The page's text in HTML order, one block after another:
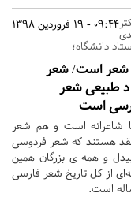
09:44 - 19 فروردین 1398
دانشگاه؛
شعر است/ شعر
طبیعی شعر
است
شاعرانه است و هم شعر
هستند که شعر فردوسی
و همه ی بزرگان همین
از کل تاریخ شعر فارسی
است.